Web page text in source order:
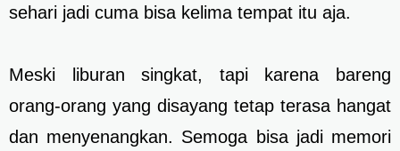
sehari jadi cuma bisa kelima tempat itu aja.
Meski liburan singkat, tapi karena bareng
orang-orang yang disayang tetap terasa hangat
dan menyenangkan. Semoga bisa jadi memori